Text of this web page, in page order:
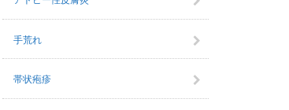
手荒れ
帯状疱疹